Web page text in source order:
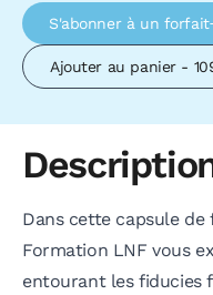
S'abonner à un forfait
Ajouter au panier -
Dans cette capsule de
Formation LNF vous
entourant les fiducies